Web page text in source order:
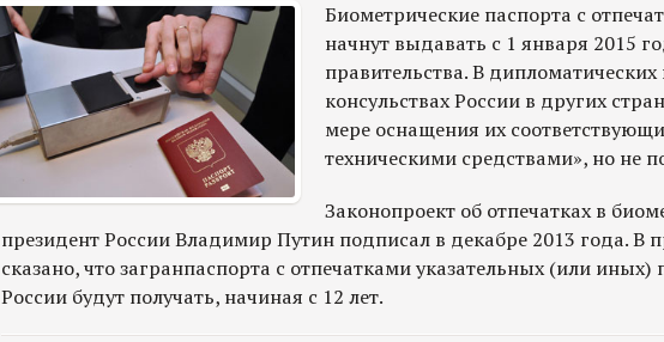
Биометрические паспорта с
начнут выдавать с 1 января 2015
правительства. В дипломатических
консульствах России в других
мере оснащения их
техническими средствами», но не
Законопроект об отпечатках в
президент России Владимир Путин подписал в декабре 2013 года. В
сказано, что загранпаспорта с отпечатками указательных (или
России будут получать, начиная с 12 лет.